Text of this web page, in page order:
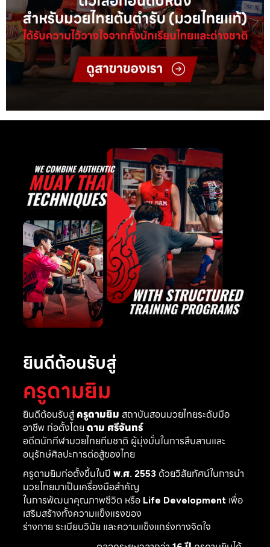
ยินดีต้อนรับสู่
ครูดามยิม
ยินดีต้อนรับสู่ ครูดามยิม สถาบันสอนมวยไทยระดับมือ
อาชีพ ก่อตั้งโดย ดาม ศรีจันทร์
อดีตนักกีฬามวยไทยทีมชาติ ผู้มุ่งมั่นในการสืบสานและ
อนุรักษ์ศิลปะการต่อสู้ของไทย
ครูดามยิมก่อตั้งขึ้นในปี พ.ศ. 2553ด้วยวิสัยทัศน์ในการนำ
มวยไทยมาเป็นเครื่องมือสำคัญ
ในการพัฒนาคุณภาพชีวิต หรือ Life Developmentเพื่อ
เสริมสร้างทั้งความแข็งแรงของ
ร่างกาย ระเบียบวินัย และความแข็งแกร่งทางจิตใจ